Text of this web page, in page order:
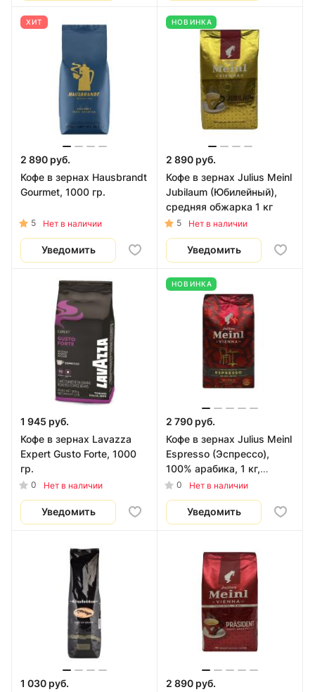
ХИТ
2 890 руб.
Кофе в зернах Hausbrandt
Gourmet, 1000 гр.
5 Нет в наличии
Уведомить
НОВИНКА
2 890 руб.
Кофе в зернах Julius Meinl
Jubilaum (Юбилейный),
средняя обжарка 1 кг
5 Нет в наличии
Уведомить
1 945 руб.
Кофе в зернах Lavazza
Expert Gusto Forte, 1000
гр.
0 Нет в наличии
Уведомить
НОВИНКА
2 790 руб.
Кофе в зернах Julius Meinl
Espresso (Эспрессо),
100% арабика, 1 кг,
венская коллекция
0 Нет в наличии
Уведомить
1 030 руб. 2 890 руб.